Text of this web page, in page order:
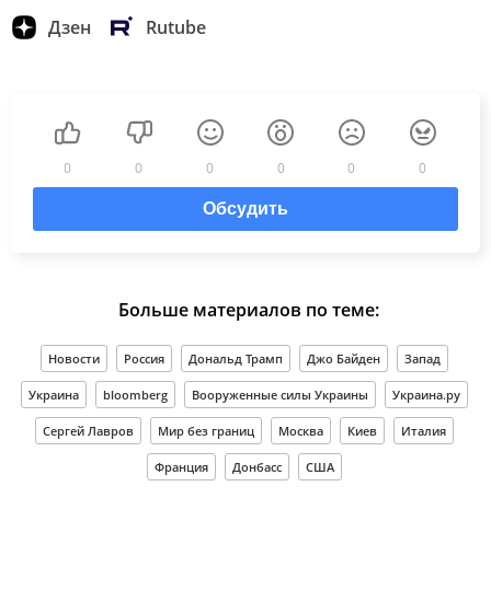
Дзен Rutube
0 0 0 0 0 0
Обсудить
Больше материалов по теме:
Новости Россия Дональд Трамп Джо Байден Запад
Украина bloomberg Вооруженные силы Украины Украина.ру
Сергей Лавров Мир без границ Москва Киев Италия
Франция Донбасс США